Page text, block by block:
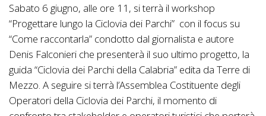
Sabato 6 giugno, alle ore 11, si terrà il workshop
“Progettare lungo la Ciclovia dei Parchi” con il focus su
“Come raccontarla” condotto dal giornalista e autore
Denis Falconieri che presenterà il suo ultimo progetto, la
guida “Ciclovia dei Parchi della Calabria” edita da Terre di
Mezzo. A seguire si terrà l’Assemblea Costituente degli
Operatori della Ciclovia dei Parchi, il momento di